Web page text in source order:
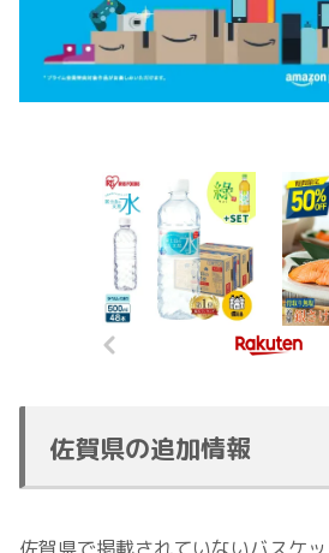
佐賀県の追加情報